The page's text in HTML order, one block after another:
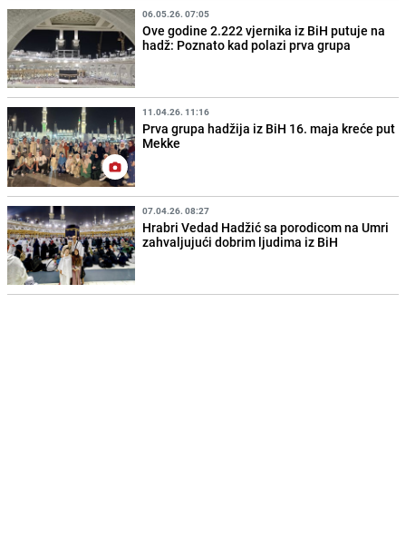
06.05.26. 07:05
Ove godine 2.222 vjernika iz BiH putuje na
hadž: Poznato kad polazi prva grupa
11.04.26. 11:16
Prva grupa hadžija iz BiH 16. maja kreće put
Mekke
07.04.26. 08:27
Hrabri Vedad Hadžić sa porodicom na Umri
zahvaljujući dobrim ljudima iz BiH